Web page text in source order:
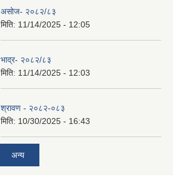
असोज- २०८२/८३
मिति: 11/14/2025 - 12:05
भाद्र- २०८२/८३
मिति: 11/14/2025 - 12:03
श्रावण - २०८२-०८३
मिति: 10/30/2025 - 16:43
अन्य